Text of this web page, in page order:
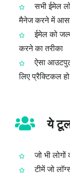
सभी ईमेल
मैनेज करने में
ईमेल को
करने का तरीका
ऐसा
लिए प्रैक्टिकल हो
ये
जो भी
टीमें जो